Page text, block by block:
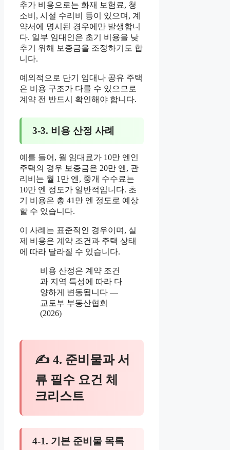
추가 비용으로는 화재 보험료, 청
소비, 시설 수리비 등이 있으며, 계
약서에 명시된 경우에만 발생합니
다. 일부 임대인은 초기 비용을 낮
추기 위해 보증금을 조정하기도 합
니다.
예외적으로 단기 임대나 공유 주택
은 비용 구조가 다를 수 있으므로
계약 전 반드시 확인해야 합니다.
3-3. 비용 산정 사례
예를 들어, 월 임대료가 10만 엔인
주택의 경우 보증금은 20만 엔, 관
리비는 월 1만 엔, 중개 수수료는
10만 엔 정도가 일반적입니다. 초
기 비용은 총 41만 엔 정도로 예상
할 수 있습니다.
이 사례는 표준적인 경우이며, 실
제 비용은 계약 조건과 주택 상태
에 따라 달라질 수 있습니다.
비용 산정은 계약 조건
과 지역 특성에 따라 다
양하게 변동됩니다 —
교토부 부동산협회
(2026)
✍ 4. 준비물과 서
류 필수 요건 체
크리스트
4-1. 기본 준비물 목록